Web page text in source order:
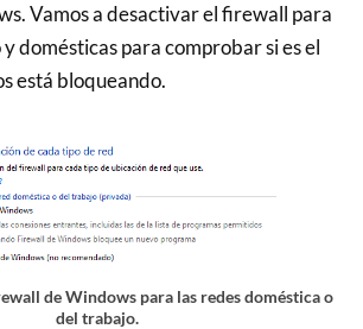
Vamos a desactivar el firewall para
domésticas para comprobar si es el
está bloqueando.
de Windows para las redes doméstica o
del trabajo.